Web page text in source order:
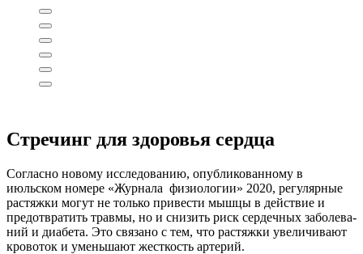
Стречинг для здоровья сердца
Согласно новому исследованию, опубликованному в
июльском номере «Журнала физиологи­и» 2020, регулярные
растяжки могут не только привести мышцы в действие и
предотвратить травмы, но и снизить риск сердечных заболева­
ний и диабета. Это связано с тем, что растяжки увеличивают
кровоток и уменьшают жесткость артерий.